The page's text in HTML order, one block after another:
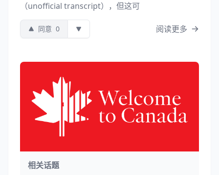
（unofficial transcript），但这可
同意 0 阅读更多
相关话题